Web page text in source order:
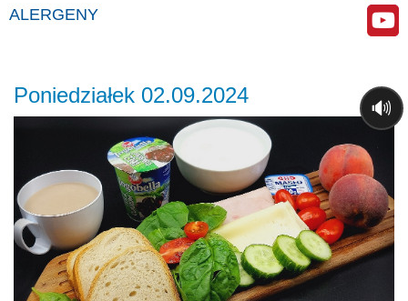
ALERGENY
Poniedziałek 02.09.2024
🔊